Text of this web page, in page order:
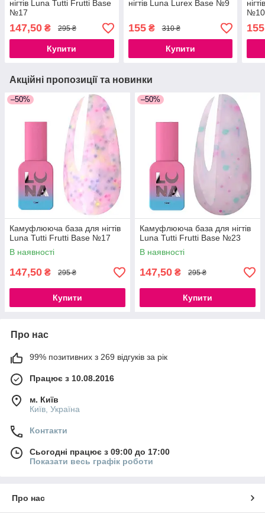
нігтів Luna Tutti Frutti Base
№17
147,50 ₴ 295 ₴
Купити
нігтів Luna Lurex Base №9
155₴ 310 ₴
Купити
№10
155
Акційні пропозиції та новинки
–50%
Камуфлююча база для нігтів
Luna Tutti Frutti Base №17
В наявності
147,50 ₴ 295 ₴
Купити
–50%
Камуфлююча база для нігтів
Luna Tutti Frutti Base №23
В наявності
147,50 ₴ 295 ₴
Купити
Про нас
99% позитивних з 269 відгуків за рік
Працює з 10.08.2016
м. Київ
Київ, Україна
Контакти
Сьогодні працює з 09:00 до 17:00
Показати весь графік роботи
Про нас